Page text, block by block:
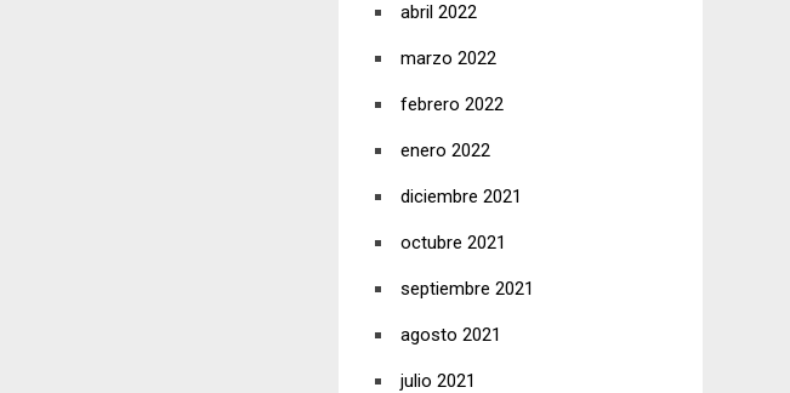
abril 2022
marzo 2022
febrero 2022
enero 2022
diciembre 2021
octubre 2021
septiembre 2021
agosto 2021
julio 2021